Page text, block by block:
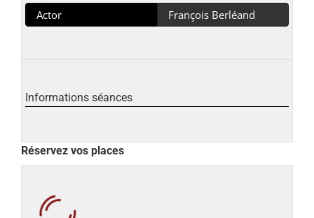
Actor François Berléand
Informations séances
Réservez vos places